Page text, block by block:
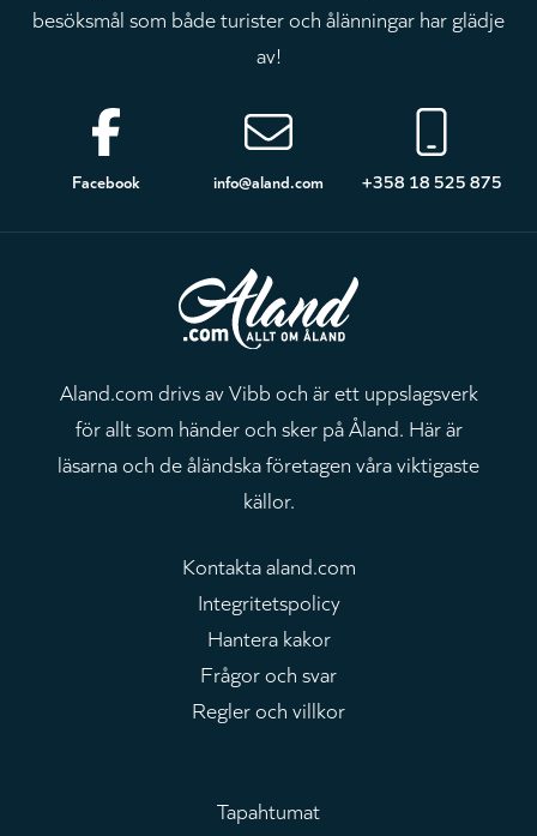
besöksmål som både turister och ålänningar har glädje
av!
Sidfot
Facebook info@aland.com +358 18 525 875
Aland.com drivs av Vibb och är ett uppslagsverk
för allt som händer och sker på Åland. Här är
läsarna och de åländska företagen våra viktigaste
källor.
Kontakta aland.com
Integritetspolicy
Hantera kakor
Frågor och svar
Regler och villkor
Tapahtumat